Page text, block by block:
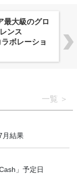
最大級のグロ
ンス
ラボレーショ
一覧
月結果
」予定日